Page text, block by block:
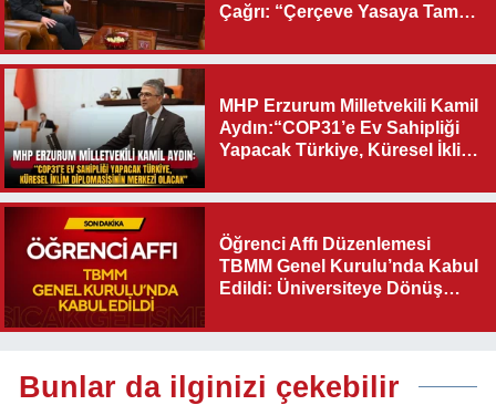
Çağrı: “Çerçeve Yasaya Tam
MHP Erzurum Milletvekili Kamil
Aydın:“COP31’e Ev Sahipliği
Yapacak Türkiye, Küresel İklim
Olacak"
Öğrenci Affı Düzenlemesi
TBMM Genel Kurulu’nda Kabul
Edildi: Üniversiteye Dönüş
Bunlar da ilginizi çekebilir